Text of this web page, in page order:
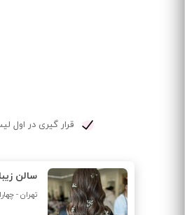
قرار گیری در اول
سالن
تهران -